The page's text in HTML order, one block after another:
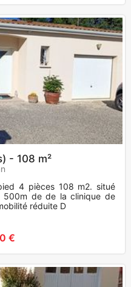
- 108 m²
4 pièces 108 m2. situé
500m de de la clinique de
réduite D
€